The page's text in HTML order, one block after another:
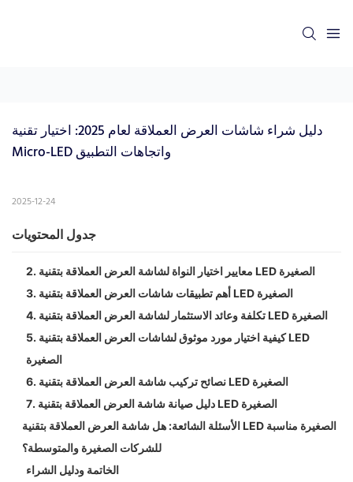
دليل شراء شاشات العرض العملاقة لعام 2025: اختيار تقنية
Micro-LED واتجاهات التطبيق
2025-12-24
جدول المحتويات
2. معايير اختيار النواة لشاشة العرض العملاقة بتقنية LED الصغيرة
3. أهم تطبيقات شاشات العرض العملاقة بتقنية LED الصغيرة
4. تكلفة وعائد الاستثمار لشاشة العرض العملاقة بتقنية LED الصغيرة
5. كيفية اختيار مورد موثوق لشاشات العرض العملاقة بتقنية LED
الصغيرة
6. نصائح تركيب شاشة العرض العملاقة بتقنية LED الصغيرة
7. دليل صيانة شاشة العرض العملاقة بتقنية LED الصغيرة
الأسئلة الشائعة: هل شاشة العرض العملاقة بتقنية LED الصغيرة مناسبة
للشركات الصغيرة والمتوسطة؟
الخاتمة ودليل الشراء